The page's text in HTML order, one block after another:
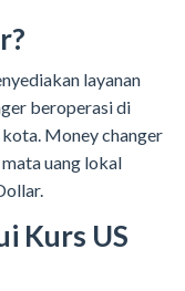
layanan
beroperasi di
Money changer
uang lokal
Kurs US